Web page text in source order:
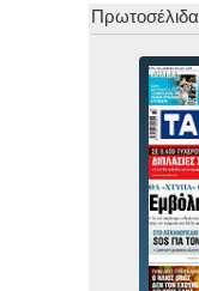
Πρωτοσέλιδα